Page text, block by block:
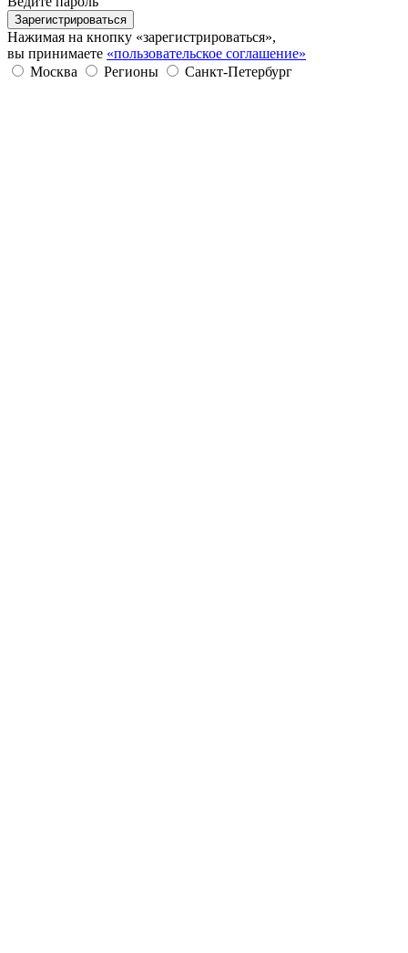
Зарегистрироваться
Нажимая на кнопку «зарегистрироваться»,
вы принимаете «пользовательское соглашение»
Москва
Регионы Санкт-Петербург